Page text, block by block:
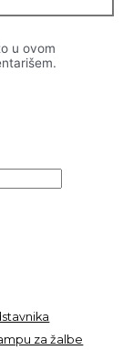
u ovom
za žalbe